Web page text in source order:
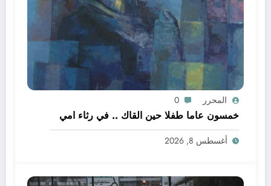
المحرر 0
خمسون عاما طفلا حين القاك .. في رثاء امي
أغسطس 8, 2026